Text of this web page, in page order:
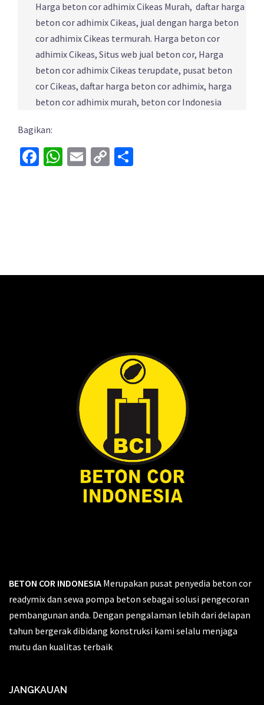
Harga beton cor adhimix Cikeas Murah, daftar harga
beton cor adhimix Cikeas, jual dengan harga beton
cor adhimix Cikeas termurah. Harga beton cor
adhimix Cikeas, Situs web jual beton cor, Harga
beton cor adhimix Cikeas terupdate, pusat beton
cor Cikeas, daftar harga beton cor adhimix, harga
beton cor adhimix murah, beton cor Indonesia
Bagikan:
Facebook
WhatsApp
Email
Copy
BETON COR INDONESIA Merupakan pusat penyedia beton cor
readymix dan sewa pompa beton sebagai solusi pengecoran
pembangunan anda. Dengan pengalaman lebih dari delapan
tahun bergerak dibidang konstruksi kami selalu menjaga
mutu dan kualitas terbaik
JANGKAUAN